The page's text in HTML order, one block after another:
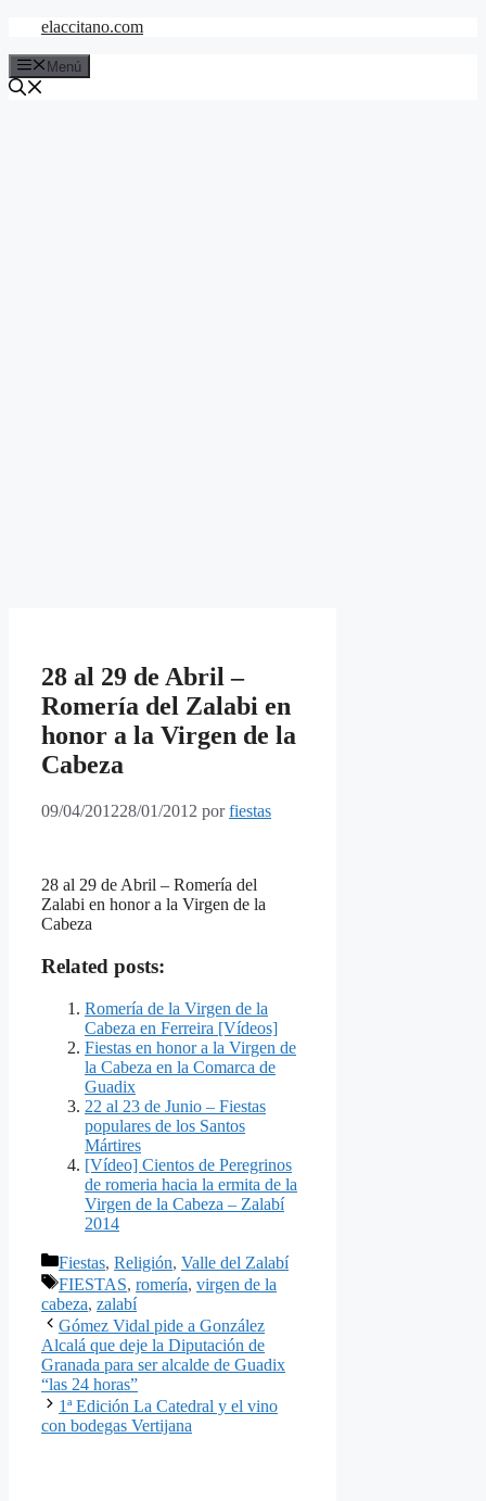
Saltar
contenido
elaccitano.com
Menú
28 al 29 de Abril –
Romería del Zalabi en
honor a la Virgen de la
Cabeza
09/04/201228/01/2012 porfiestas
28 al 29 de Abril – Romería del
Zalabi en honor a la Virgen de la
Cabeza
Related posts:
Romería de la Virgen de la
Cabeza en Ferreira [Vídeos]
Fiestas en honor a la Virgen de
la Cabeza en la Comarca de
Guadix
22 al 23 de Junio – Fiestas
populares de los Santos
Mártires
[Vídeo] Cientos de Peregrinos
de romeria hacia la ermita de la
Virgen de la Cabeza – Zalabí
2014
Categorías
Fiestas, Religión, Valle del Zalabí
Etiquetas
FIESTAS, romería, virgen de la
cabeza, zalabí
Gómez Vidal pide a González
Alcalá que deje la Diputación de
Granada para ser alcalde de Guadix
“las 24 horas”
1ª Edición La Catedral y el vino
con bodegas Vertijana